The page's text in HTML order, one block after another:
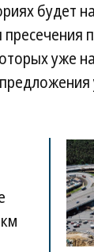
будет
уже